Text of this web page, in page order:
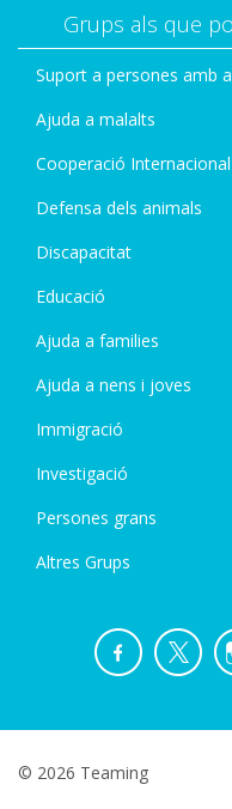
Grups als que
Suport a persones amb
Ajuda a malalts
Cooperació Internacional
Defensa dels animals
Discapacitat
Educació
Ajuda a families
Ajuda a nens i joves
Immigració
Investigació
Persones grans
Altres Grups
© 2026 Teaming